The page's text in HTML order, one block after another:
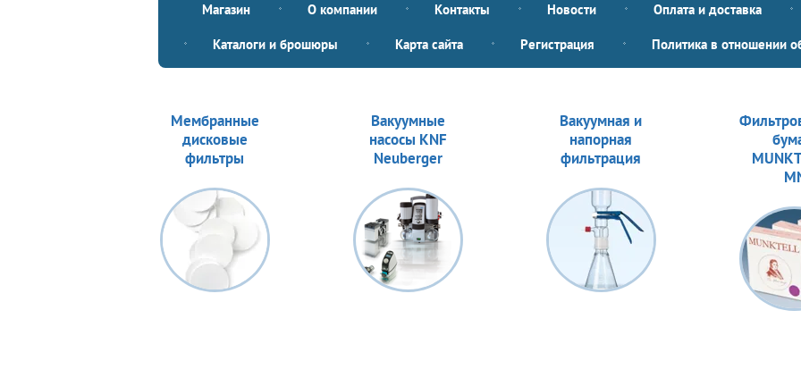
Магазин О компании Контакты Новости Оплата и доставка
Каталоги и брошюры Карта сайта Регистрация Политика в отношении
Мембранные
дисковые
фильтры
Вакуумные
насосы KNF
Neuberger
Вакуумная и
напорная
фильтрация